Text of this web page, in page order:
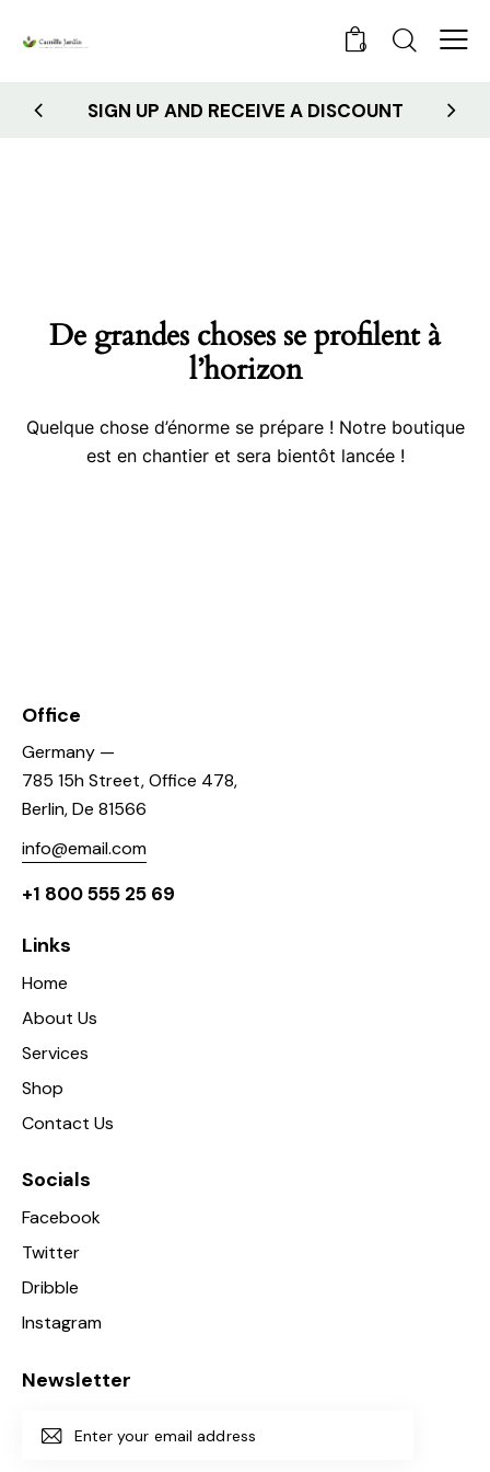
0
SIGN UP AND RECEIVE A DISCOUNT
De grandes choses se profilent à
l’horizon
Quelque chose d’énorme se prépare ! Notre boutique
est en chantier et sera bientôt lancée !
Office
Germany —
785 15h Street, Office 478,
Berlin, De 81566
info@email.com
+1 800 555 25 69
Links
Home
About Us
Services
Shop
Contact Us
Socials
Facebook
Twitter
Dribble
Instagram
Newsletter